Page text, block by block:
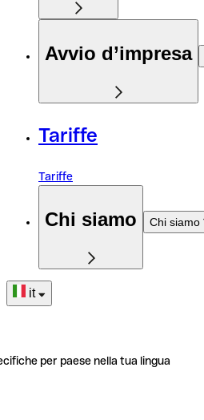
Avvio d’impresa
Tariffe
Tariffe
Chi siamo Chi siamo
it
per paese nella tua lingua